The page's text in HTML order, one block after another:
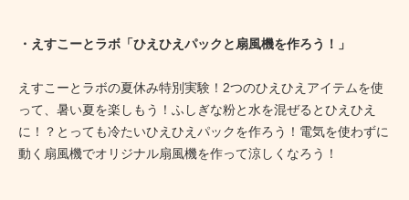
・えすこーとラボ「ひえひえパックと扇風機を作ろう！」
えすこーとラボの夏休み特別実験！2つのひえひえアイテムを使
って、暑い夏を楽しもう！ふしぎな粉と水を混ぜるとひえひえ
に！？とっても冷たいひえひえパックを作ろう！電気を使わずに
動く扇風機でオリジナル扇風機を作って涼しくなろう！